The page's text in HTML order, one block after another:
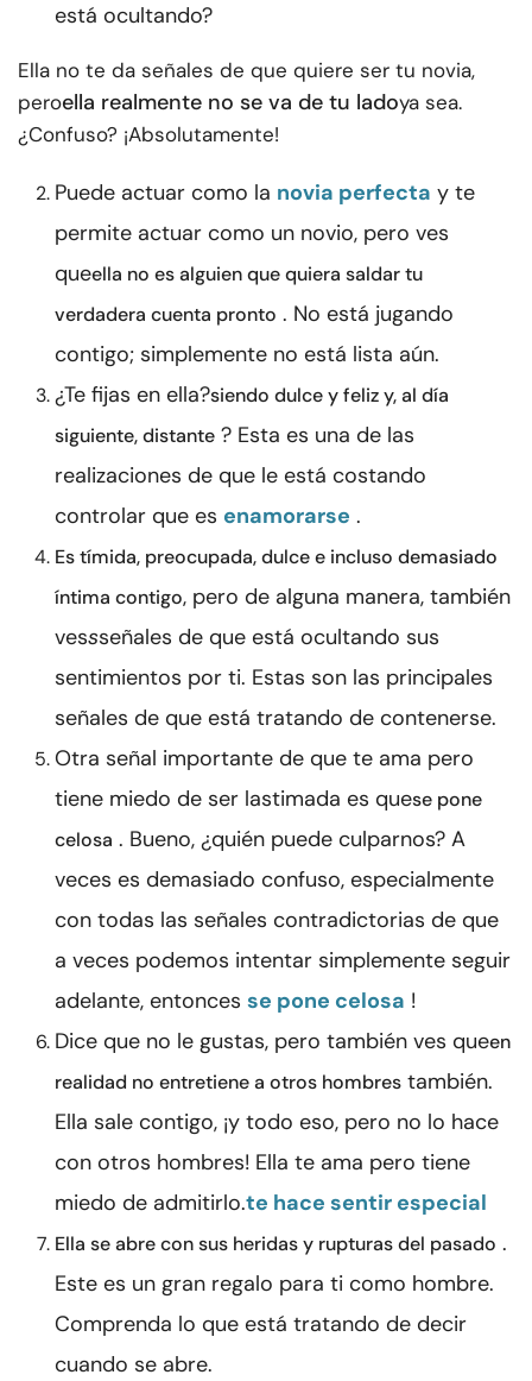
está ocultando?
Ella no te da señales de que quiere ser tu novia,
peroella realmente no se va de tu ladoya sea.
¿Confuso? ¡Absolutamente!
Puede actuar como la novia perfecta y te
permite actuar como un novio, pero ves
queella no es alguien que quiera saldar tu
verdadera cuenta pronto . No está jugando
contigo; simplemente no está lista aún.
¿Te fijas en ella?siendo dulce y feliz y, al día
siguiente, distante ? Esta es una de las
realizaciones de que le está costando
controlar que es enamorarse .
Es tímida, preocupada, dulce e incluso demasiado
íntima contigo, pero de alguna manera, también
vessseñales de que está ocultando sus
sentimientos por ti. Estas son las principales
señales de que está tratando de contenerse.
Otra señal importante de que te ama pero
tiene miedo de ser lastimada es quese pone
celosa . Bueno, ¿quién puede culparnos? A
veces es demasiado confuso, especialmente
con todas las señales contradictorias de que
a veces podemos intentar simplemente seguir
adelante, entonces se pone celosa !
Dice que no le gustas, pero también ves queen
realidad no entretiene a otros hombres también.
Ella sale contigo, ¡y todo eso, pero no lo hace
con otros hombres! Ella te ama pero tiene
miedo de admitirlo.te hace sentir especial
Ella se abre con sus heridas y rupturas del pasado .
Este es un gran regalo para ti como hombre.
Comprenda lo que está tratando de decir
cuando se abre.